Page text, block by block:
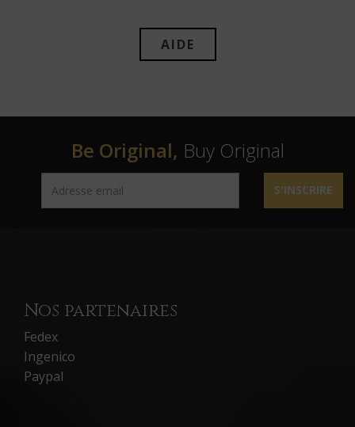
AIDE
Be Original, Buy Original
S'INSCRIRE
Nos partenaires
Fedex
Ingenico
Paypal